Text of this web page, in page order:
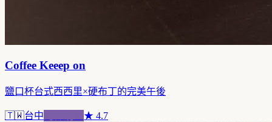
Coffee Keeep on
鹽口杯台式西西里×硬布丁的完美午後
🇹🇼台中 ★ 4.7